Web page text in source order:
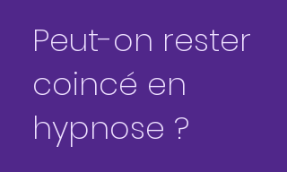
Peut-on rester
coincé en
hypnose ?